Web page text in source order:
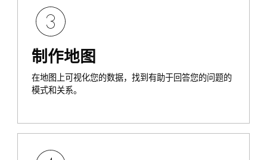
制作地图
在地图上可视化您的数据，找到有助于回答您的问题的
模式和关系。